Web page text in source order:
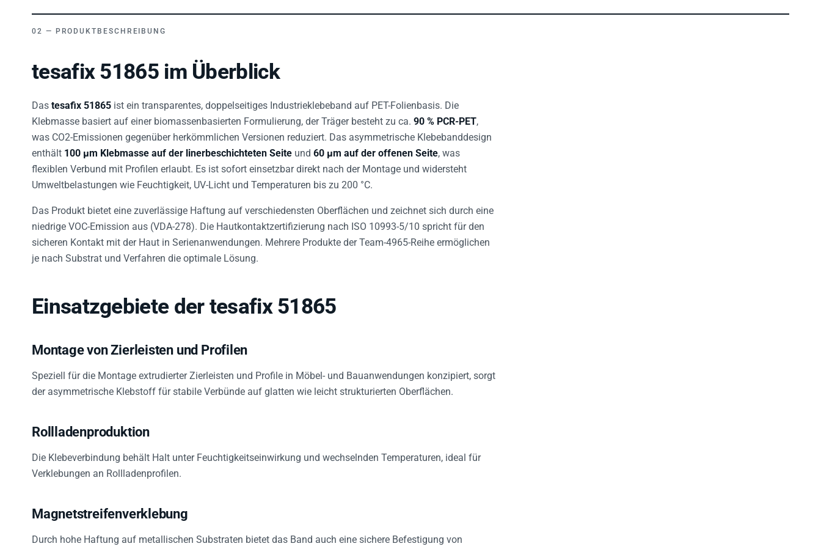
PRODUKTBESCHREIBUNG
tesafix 51865 im Überblick
Das tesafix 51865 ist ein transparentes, doppelseitiges Industrieklebeband auf PET-Folienbasis. Die
Klebmasse basiert auf einer biomassenbasierten Formulierung, der Träger besteht zu ca. 90 % PCR-PET,
was CO2-Emissionen gegenüber herkömmlichen Versionen reduziert. Das asymmetrische Klebebanddesign
enthält 100 µm Klebmasse auf der linerbeschichteten Seite und 60 µm auf der offenen Seite, was
flexiblen Verbund mit Profilen erlaubt. Es ist sofort einsetzbar direkt nach der Montage und widersteht
Umweltbelastungen wie Feuchtigkeit, UV-Licht und Temperaturen bis zu 200 °C.
Das Produkt bietet eine zuverlässige Haftung auf verschiedensten Oberflächen und zeichnet sich durch eine
niedrige VOC-Emission aus (VDA-278). Die Hautkontaktzertifizierung nach ISO 10993-5/10 spricht für den
sicheren Kontakt mit der Haut in Serienanwendungen. Mehrere Produkte der Team-4965-Reihe ermöglichen
je nach Substrat und Verfahren die optimale Lösung.
Einsatzgebiete der tesafix 51865
Montage von Zierleisten und Profilen
Speziell für die Montage extrudierter Zierleisten und Profile in Möbel- und Bauanwendungen konzipiert, sorgt
der asymmetrische Klebstoff für stabile Verbünde auf glatten wie leicht strukturierten Oberflächen.
Rollladenproduktion
Die Klebeverbindung behält Halt unter Feuchtigkeitseinwirkung und wechselnden Temperaturen, ideal für
Verklebungen an Rollladenprofilen.
Magnetstreifenverklebung
Durch hohe Haftung auf metallischen Substraten bietet das Band auch eine sichere Befestigung von